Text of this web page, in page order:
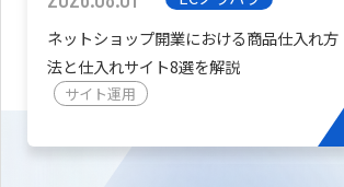
ネットショップ開業における商品仕入れ方
法と仕入れサイト8選を解説
サイト運用